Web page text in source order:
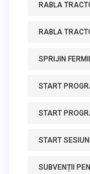
RABLA
RABLA
SPRIJIN
START
START
START
SUBVENȚII